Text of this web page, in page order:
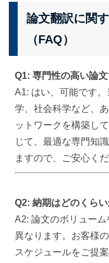
論文翻訳に関
（FAQ）
Q1: 専門性の高い論
A1: はい、可能です
学、社会科学など、
ットワークを構築し
じて、最適な専門知
ますので、ご安心くだ
Q2: 納期はどのくら
A2: 論文のボリュー
異なります。お客様
スケジュールをご提